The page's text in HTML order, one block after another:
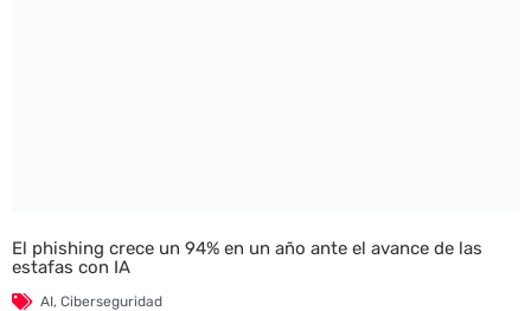
El phishing crece un 94% en un año ante el avance de las
estafas con IA
AI, Ciberseguridad